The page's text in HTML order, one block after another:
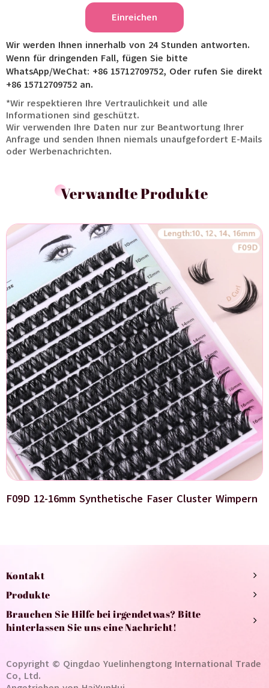
Einreichen
Wir werden Ihnen innerhalb von 24 Stunden antworten.
Wenn für dringenden Fall, fügen Sie bitte
WhatsApp/WeChat: +86 15712709752, Oder rufen Sie direkt
+86 15712709752 an.
*Wir respektieren Ihre Vertraulichkeit und alle
Informationen sind geschützt.
Wir verwenden Ihre Daten nur zur Beantwortung Ihrer
Anfrage und senden Ihnen niemals unaufgefordert E-Mails
oder Werbenachrichten.
Verwandte Produkte
F09D 12-16mm Synthetische Faser Cluster Wimpern
Kontakt
Produkte
Brauchen Sie Hilfe bei irgendetwas? Bitte
hinterlassen Sie uns eine Nachricht!
Copyright © Qingdao Yuelinhengtong International Trade
Co, Ltd.